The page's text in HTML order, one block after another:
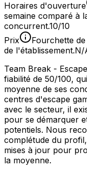
Horaires d'ouverture
semaine comparé à
concurrent.10/10
Prix
Fourchette
de l'établissement.N/
Team Break -
fiabilité de 50/100,
moyenne de ses
centres d'escape
avec le secteur, il
pour se démarquer
potentiels. Nous
complétude du
mises à jour pour
la moyenne.